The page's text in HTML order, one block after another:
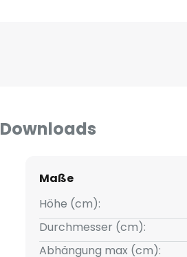
Downloads
Maße
Höhe (cm):
Durchmesser (cm):
Abhängung max (cm):